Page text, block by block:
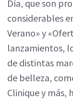
Día, que son
considerables
Verano» y
lanzamientos,
de distintas
de belleza,
Clinique y más,